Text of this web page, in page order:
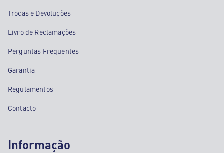
Trocas e Devoluções
Livro de Reclamações
Perguntas Frequentes
Garantia
Regulamentos
Contacto
Informação